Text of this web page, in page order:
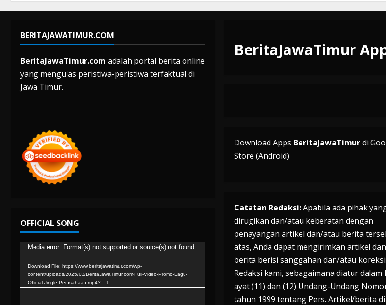
BERITAJAWATIMUR.COM
BeritaJawaTimur.com adalah portal berita online
yang mengulas peristiwa-peristiwa terfaktual di
Jawa Timur.
OFFICIAL SONG
Video
Media error: Format(s) not supported or source(s) not found
Download File: https://www.beritajawatimur.com/wp-
content/uploads/2025/03/BeritaJawaTimur.com-Full-Video-Promo-Lagu-
Official-Jingle-Perusahaan.mp4?_=1
BeritaJawaTimur
Download Apps BeritaJawaTimurdi
Store (Android)
Catatan Redaksi:Apabila ada pihak
dirugikan dan/atau keberatan dengan
penayangan artikel dan/atau berita
atas, Anda dapat mengirimkan artikel
berita berisi sanggahan dan/atau
Redaksi kami, sebagaimana diatur dalam
ayat (11) dan (12) Undang-Undang
tahun 1999 tentang Pers. Artikel/berita